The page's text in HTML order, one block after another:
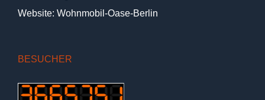
Website: Wohnmobil-Oase-Berlin
BESUCHER